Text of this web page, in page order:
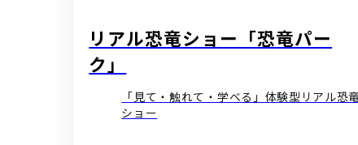
リアル恐竜ショー「恐竜パー
ク」
「見て・触れて・学べる」体験型リアル恐
ショー